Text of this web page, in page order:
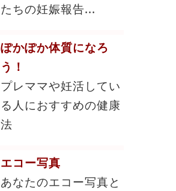
たちの妊娠報告...
ぽかぽか体質になろ
う！
プレママや妊活してい
る人におすすめの健康
法
エコー写真
あなたのエコー写真と